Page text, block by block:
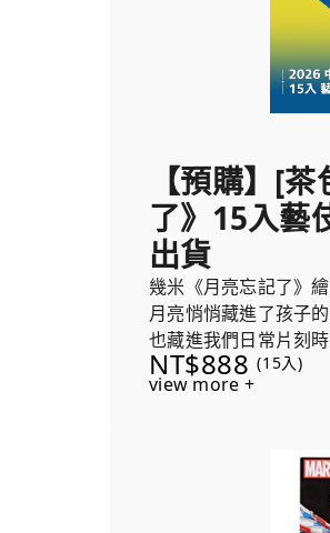
【預購】[
了》15入藝
出貨
幾米《月亮忘記了》繪
月亮悄悄藏進了孩子的
也藏進我們日常片刻時
5min coffee 用藝伎的
預購商品，2026/08/
NT$888 (15入)
view more +